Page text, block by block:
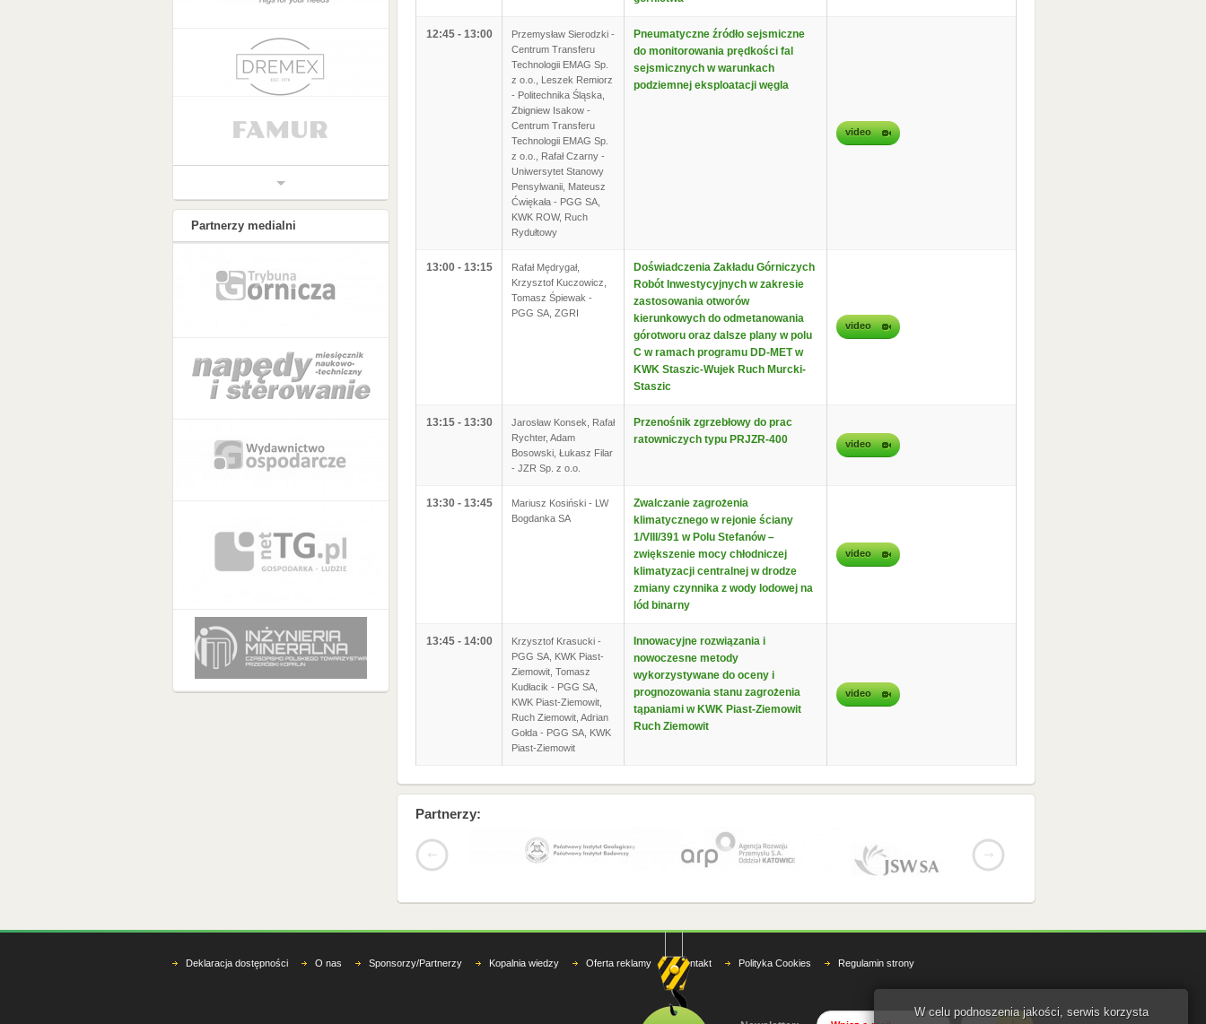
Partnerzy medialni
12:45 - 13:00
Przemysław Sierodzki -
Centrum Transferu
Technologii EMAG Sp.
z o.o., Leszek Remiorz
- Politechnika Śląska,
Zbigniew Isakow -
Centrum Transferu
Technologii EMAG Sp.
z o.o., Rafał Czarny -
Uniwersytet Stanowy
Pensylwanii, Mateusz
Ćwiękała - PGG SA,
KWK ROW, Ruch
Rydułtowy
Pneumatyczne źródło sejsmiczne
do monitorowania prędkości fal
sejsmicznych w warunkach
podziemnej eksploatacji węgla
video
13:00 - 13:15
Rafał Mędrygał,
Krzysztof Kuczowicz,
Tomasz Śpiewak -
PGG SA, ZGRI
Doświadczenia Zakładu Górniczych
Robót Inwestycyjnych w zakresie
zastosowania otworów
kierunkowych do odmetanowania
górotworu oraz dalsze plany w polu
C w ramach programu DD-MET w
KWK Staszic-Wujek Ruch Murcki-
Staszic
video
13:15 - 13:30
Jarosław Konsek, Rafał
Rychter, Adam
Bosowski, Łukasz Filar
- JZR Sp. z o.o.
Przenośnik zgrzebłowy do prac
ratowniczych typu PRJZR-400
video
13:30 - 13:45
Mariusz Kosiński - LW
Bogdanka SA
Zwalczanie zagrożenia
klimatycznego w rejonie ściany
1/VIII/391 w Polu Stefanów –
zwiększenie mocy chłodniczej
klimatyzacji centralnej w drodze
zmiany czynnika z wody lodowej na
lód binarny
video
13:45 - 14:00
Krzysztof Krasucki -
PGG SA, KWK Piast-
Ziemowit, Tomasz
Kudłacik - PGG SA,
KWK Piast-Ziemowit,
Ruch Ziemowit, Adrian
Gołda - PGG SA, KWK
Piast-Ziemowit
Innowacyjne rozwiązania i
nowoczesne metody
wykorzystywane do oceny i
prognozowania stanu zagrożenia
tąpaniami w KWK Piast-Ziemowit
Ruch Ziemowit
video
Partnerzy:
Deklaracja dostępności O nas Sponsorzy/Partnerzy Kopalnia wiedzy Oferta reklamy Kontakt Polityka Cookies Regulamin strony
W celu podnoszenia jakości, serwis korzysta